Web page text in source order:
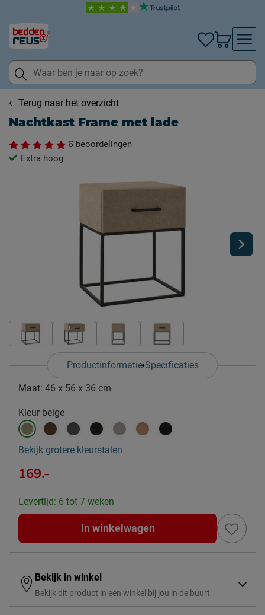
Terug naar het overzicht
Nachtkast Frame met lade
6 beoordelingen
Extra hoog
Productinformatie Specificaties
Maat: 46 x 56 x 36 cm
Kleur beige
Bekijk grotere kleurstalen
169.-
Levertijd: 6 tot 7 weken
In winkelwagen
Bekijk in winkel
Bekijk dit product in een winkel bij jou in de buurt